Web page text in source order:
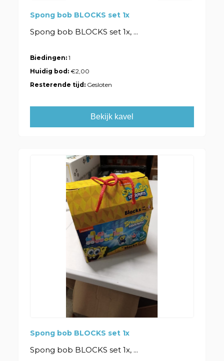
Spong bob BLOCKS set 1x
Spong bob BLOCKS set 1x, ...
Biedingen: 1
Huidig bod:€2,00
Resterende tijd: Gesloten
Bekijk kavel
Spong bob BLOCKS set 1x
Spong bob BLOCKS set 1x, ...